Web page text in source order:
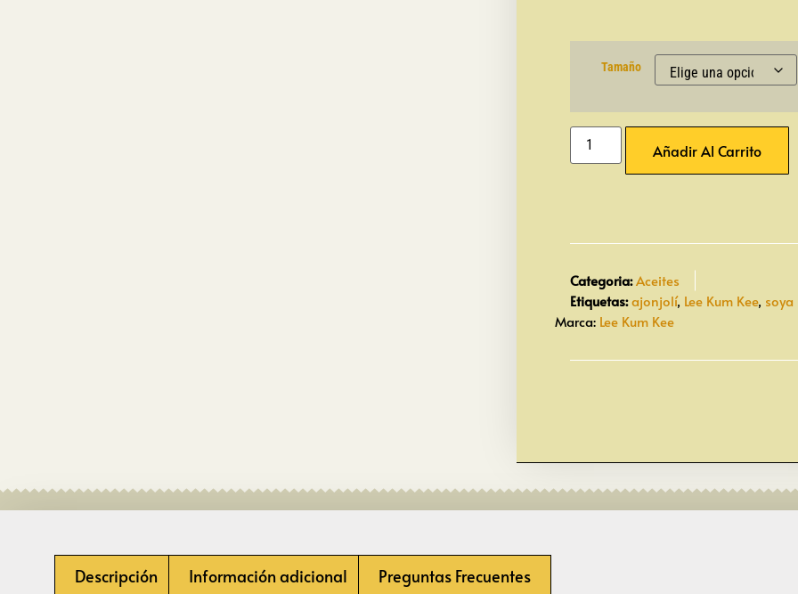
Tamaño
Añadir Al Carrito
Categoria:Aceites
Etiquetas:ajonjolí, Lee Kum Kee, soya
Marca: Lee Kum Kee
Descripción Información adicional Preguntas Frecuentes